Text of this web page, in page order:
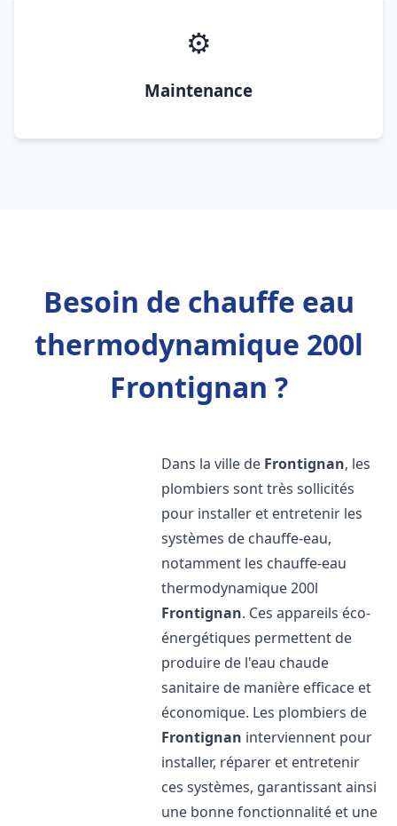
⚙️
Maintenance
Besoin de chauffe eau
thermodynamique 200l
Frontignan ?
Dans la ville de Frontignan, les
plombiers sont très sollicités
pour installer et entretenir les
systèmes de chauffe-eau,
notamment les chauffe-eau
thermodynamique 200l
Frontignan. Ces appareils éco-
énergétiques permettent de
produire de l'eau chaude
sanitaire de manière efficace et
économique. Les plombiers de
Frontignan interviennent pour
installer, réparer et entretenir
ces systèmes, garantissant ainsi
une bonne fonctionnalité et une